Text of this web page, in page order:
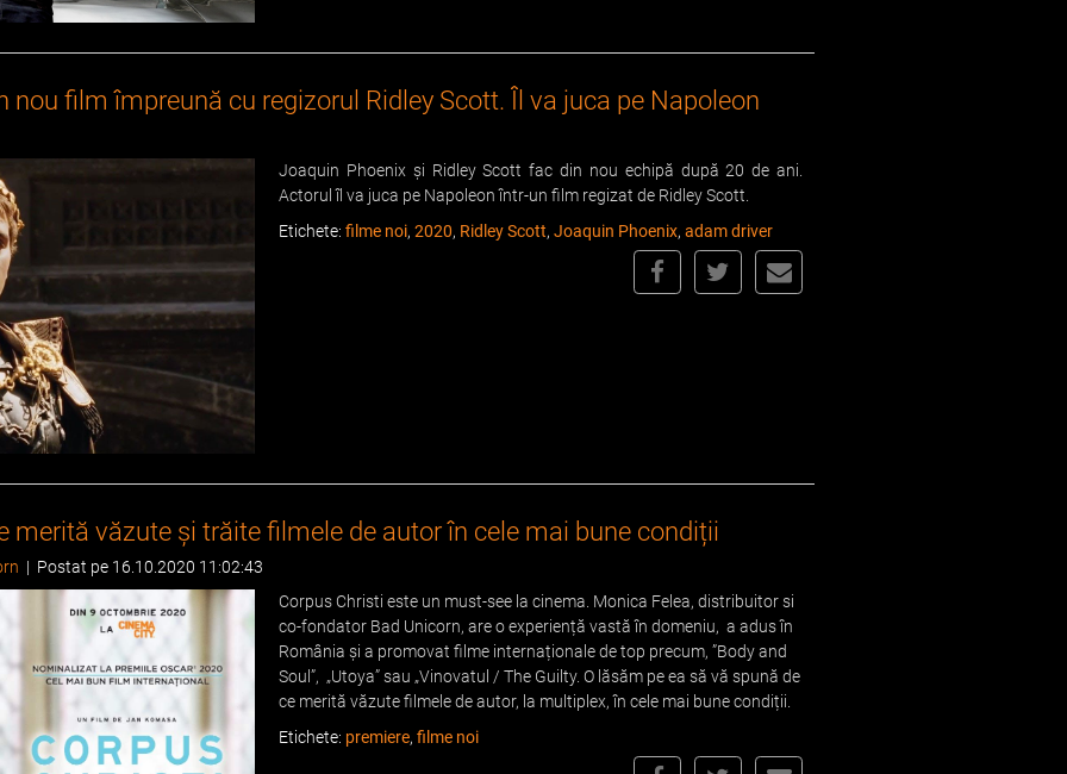
nou film împreună cu regizorul Ridley Scott. Îl va juca pe Napoleon
Joaquin Phoenix și Ridley Scott fac din nou echipă după 20 de ani.
Actorul îl va juca pe Napoleon într-un film regizat de Ridley Scott.
Etichete: filme noi, 2020, Ridley Scott, Joaquin Phoenix, adam driver
merită văzute și trăite filmele de autor în cele mai bune condiții
| Postat pe 16.10.2020 11:02:43
Corpus Christi este un must-see la cinema. Monica Felea, distribuitor si
co-fondator Bad Unicorn, are o experiență vastă în domeniu, a adus în
România și a promovat filme internaționale de top precum, ”Body and
Soul”, „Utoya” sau „Vinovatul / The Guilty. O lăsăm pe ea să vă spună de
ce merită văzute filmele de autor, la multiplex, în cele mai bune condiții.
Etichete: premiere, filme noi